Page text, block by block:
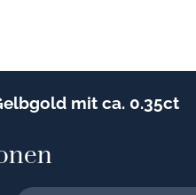
mit ca. 0.35ct